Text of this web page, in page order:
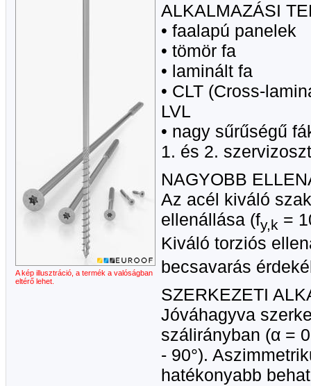
A kép illusztráció, a termék a valóságban
eltérő lehet.
ALKALMAZÁSI
• faalapú panelek
• tömör fa
• laminált fa
• CLT (Cross-
LVL
• nagy sűrűségű
1. és 2.
NAGYOBB
Az acél kiváló
ellenállása (fy,k =
Kiváló torziós
becsavarás
SZERKEZETI
Jóváhagyva
szálirányban (α =
- 90°).
hatékonyabb